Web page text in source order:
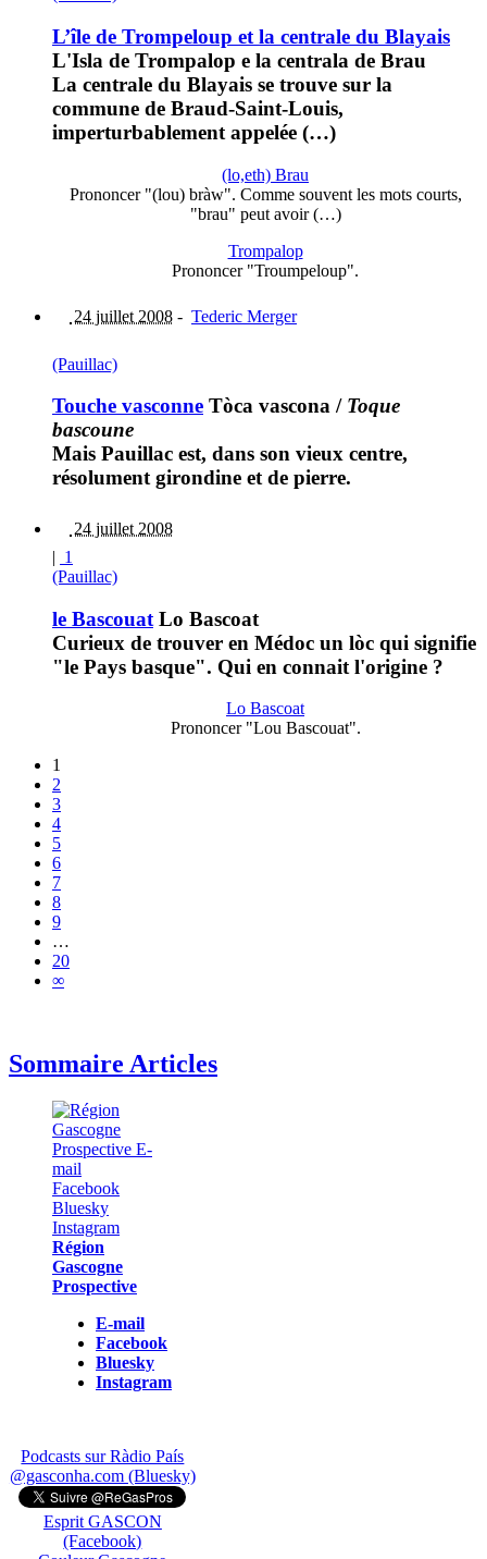
L’île de Trompeloup et la centrale du Blayais
L'Isla de Trompalop e la centrala de Brau
La centrale du Blayais se trouve sur la
commune de Braud-Saint-Louis,
imperturbablement appelée (…)
(lo,eth) Brau
Prononcer "(lou) bràw". Comme souvent les mots courts,
"brau" peut avoir (…)
Trompalop
Prononcer "Troumpeloup".
24 juillet 2008 - Tederic Merger
(Pauillac)
Touche vasconne Tòca vascona / Toque
bascoune
Mais Pauillac est, dans son vieux centre,
résolument girondine et de pierre.
24 juillet 2008
| 1
(Pauillac)
le Bascouat Lo Bascoat
Curieux de trouver en Médoc un lòc qui signifie
"le Pays basque". Qui en connait l'origine ?
Lo Bascoat
Prononcer "Lou Bascouat".
1
2
3
4
5
6
7
8
9
…
20
∞
Sommaire Articles
Région
Gascogne
Prospective
E-mail
Facebook
Bluesky
Instagram
Podcasts sur Ràdio País
@gasconha.com (Bluesky)
Esprit GASCON
(Facebook)